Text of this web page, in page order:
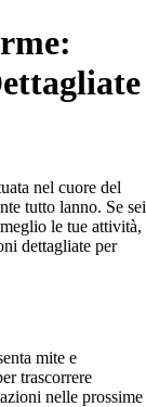
nel cuore del
tutto lanno. Se sei
le tue attività,
dettagliate per
mite e
trascorrere
nelle prossime